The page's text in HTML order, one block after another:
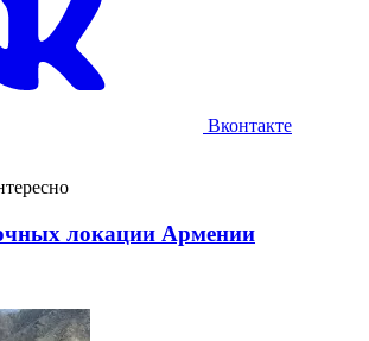
Вконтакте
локации Армении